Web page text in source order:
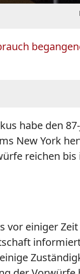
habe den
New York
reichen
vor einiger